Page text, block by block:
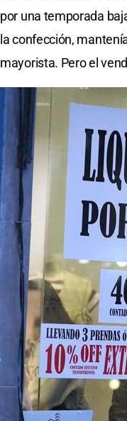
por una temporada
la confección,
mayorista. Pero el